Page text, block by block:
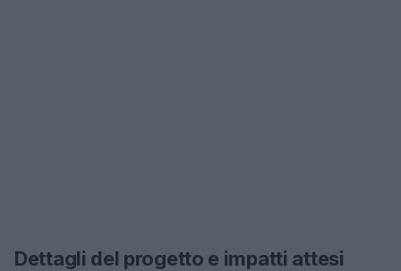
Dettagli del progetto e impatti attesi